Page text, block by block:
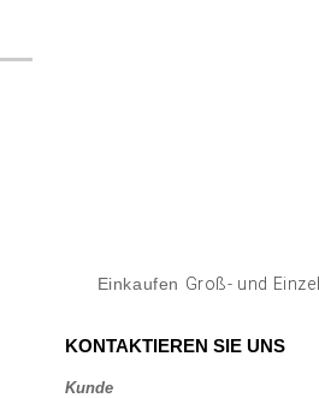
Einkaufen Groß- und
KONTAKTIEREN SIE UNS
Kunde